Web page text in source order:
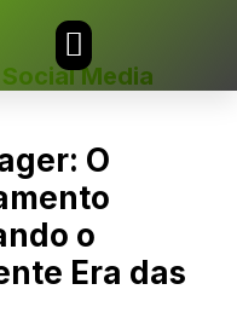
Social Media
O
o
Era das